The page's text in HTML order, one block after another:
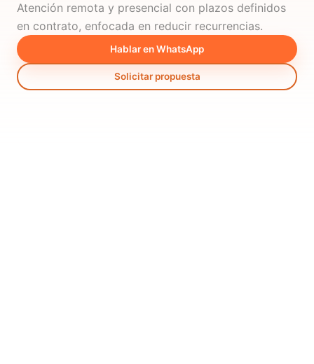
Atención remota y presencial con plazos definidos
en contrato, enfocada en reducir recurrencias.
Hablar en WhatsApp
Solicitar propuesta